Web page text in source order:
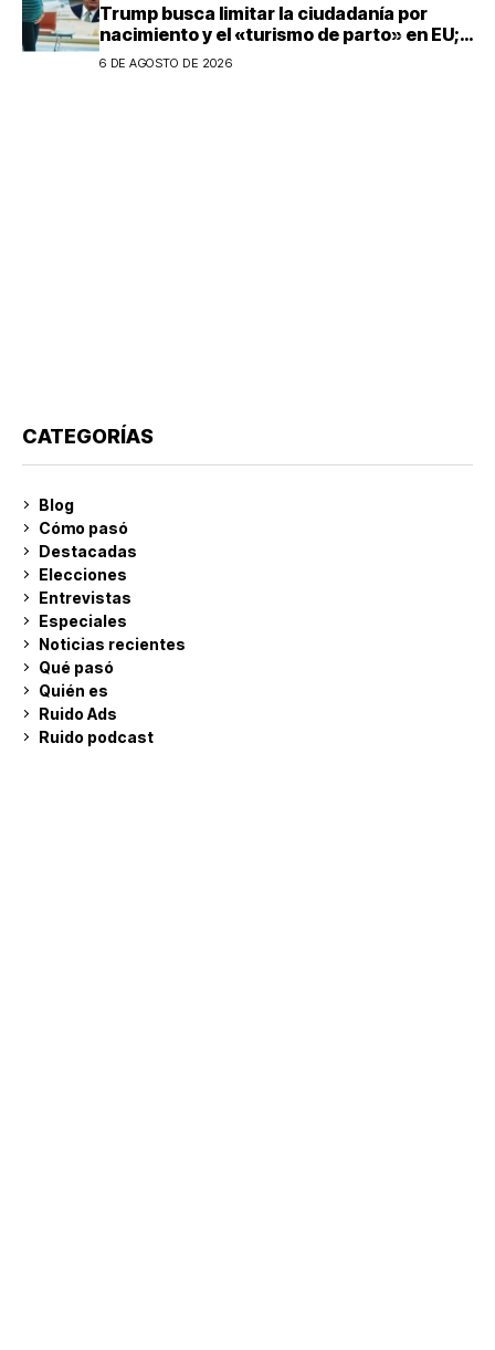
Trump busca limitar la ciudadanía por
nacimiento y el «turismo de parto» en EU;
¿a quién afecta?
6 DE AGOSTO DE 2026
CATEGORÍAS
Blog
Cómo pasó
Destacadas
Elecciones
Entrevistas
Especiales
Noticias recientes
Qué pasó
Quién es
Ruido Ads
Ruido podcast